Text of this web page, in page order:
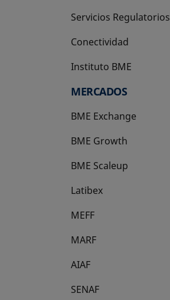
Servicios Regulatorios
Conectividad
Instituto BME
se abre en una
MERCADOS
BME Exchange
BME Growth
se abre en una
BME Scaleup
se abre en una
Latibex
se abre en una
MEFF
se abre en una
MARF
AIAF
SENAF